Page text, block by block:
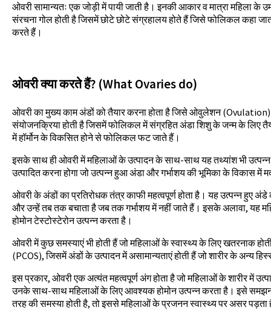
ओवरी सामान्यतः एक जोड़ी में पायी जाती है। इनकी आकार व मात्रा महिला के
संरचना गोल होती है जिसमें छोटे छोटे संग्रहालय होते हैं जिसे फोलिकल कहा
करते हैं।
ओवरी क्या करते हैं? (What Ovaries do)
ओवरी का मुख्य काम अंडों को तैयार करना होता है जिसे ओवुलेशन
संयोजनक्रिया होती है जिसमें फोलिकल में संग्रहित अंडा शिशु के जन्म के लिए
में हॉर्मोन के विकसित होने से फोलिकल फट जाते हैं।
इसके साथ ही ओवरी में महिलाओं के उत्पादन के साथ-साथ यह तथ्यांश भी उत्पन्न
उत्पादित करना होगा जो उत्पन्न हुआ अंडा और गर्भाशय की भूमिका के विकास में
ओवरी के अंडों का प्रतिरोधक तंत्र काफी महत्वपूर्ण होता है। यह उत्पन्न हुए
और उन्हें तब तक बचाता है जब तक गर्भाशय में नहीं जाते हैं। इसके अलावा, यह
होमोन टेस्टोस्टेरोन उत्पन्न करता है।
ओवरी में कुछ समस्याएं भी होती हैं जो महिलाओं के स्वास्थ्य के लिए खतरनाक
(PCOS), जिसमें अंडों के उत्पादन में असामान्यताएं होती हैं जो शारीर के अन्य
इस प्रकार, ओवरी एक अत्यंत महत्वपूर्ण अंग होता है जो महिलाओं के शारीर में
उनके साथ-साथ महिलाओं के लिए आवश्यक होमोन उत्पन्न करता है। इसे
तरह की समस्या होती है, तो इससे महिलाओं के प्रजनन स्वास्थ्य पर असर पड़ता